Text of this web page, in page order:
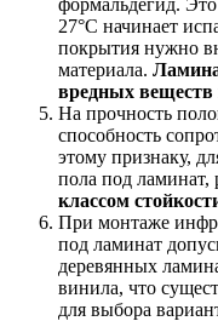
27°С начинает
покрытия нужно
материала.
вредных веществ
На прочность
способность
этому признаку,
пола под ламинат,
классом
При монтаже
под ламинат
деревянных
винила, что
для выбора